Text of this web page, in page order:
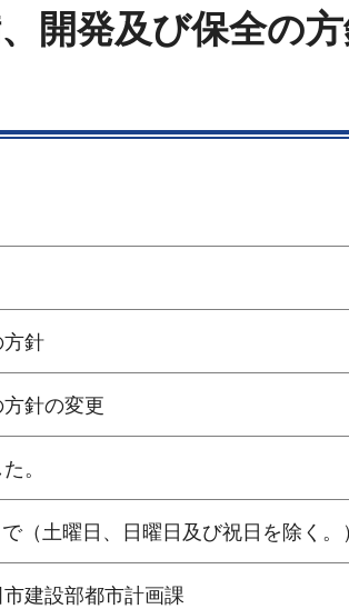
開発及び保全の
方針
針の変更
。
（土曜日、日曜日及び祝日を除く。
建設部都市計画課